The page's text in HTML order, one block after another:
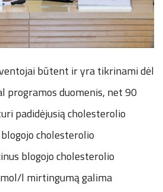
būtent ir yra tikrinami dėl
programos duomenis, net 90
padidėjusią cholesterolio
cholesterolio
blogojo cholesterolio
l mirtingumą galima